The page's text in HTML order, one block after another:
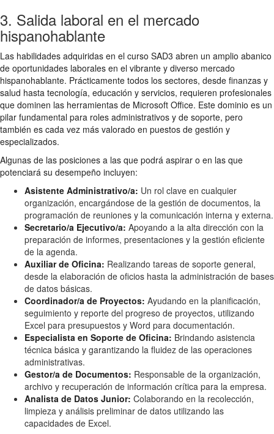
3. Salida laboral en el mercado
hispanohablante
Las habilidades adquiridas en el curso SAD3 abren un amplio abanico
de oportunidades laborales en el vibrante y diverso mercado
hispanohablante. Prácticamente todos los sectores, desde finanzas y
salud hasta tecnología, educación y servicios, requieren profesionales
que dominen las herramientas de Microsoft Office. Este dominio es un
pilar fundamental para roles administrativos y de soporte, pero
también es cada vez más valorado en puestos de gestión y
especializados.
Algunas de las posiciones a las que podrá aspirar o en las que
potenciará su desempeño incluyen:
Asistente Administrativo/a: Un rol clave en cualquier
organización, encargándose de la gestión de documentos, la
programación de reuniones y la comunicación interna y externa.
Secretario/a Ejecutivo/a: Apoyando a la alta dirección con la
preparación de informes, presentaciones y la gestión eficiente
de la agenda.
Auxiliar de Oficina: Realizando tareas de soporte general,
desde la elaboración de oficios hasta la administración de bases
de datos básicas.
Coordinador/a de Proyectos: Ayudando en la planificación,
seguimiento y reporte del progreso de proyectos, utilizando
Excel para presupuestos y Word para documentación.
Especialista en Soporte de Oficina: Brindando asistencia
técnica básica y garantizando la fluidez de las operaciones
administrativas.
Gestor/a de Documentos: Responsable de la organización,
archivo y recuperación de información crítica para la empresa.
Analista de Datos Junior: Colaborando en la recolección,
limpieza y análisis preliminar de datos utilizando las
capacidades de Excel.